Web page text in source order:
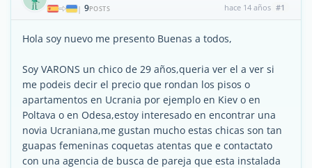
| 9POSTS hace 14 años #1
Hola soy nuevo me presento Buenas a todos,
Soy VARONS un chico de 29 años,queria ver el a ver si
me podeis decir el precio que rondan los pisos o
apartamentos en Ucrania por ejemplo en Kiev o en
Poltava o en Odesa,estoy interesado en encontrar una
novia Ucraniana,me gustan mucho estas chicas son tan
guapas femeninas coquetas atentas que e contactato
con una agencia de busca de pareja que esta instalada